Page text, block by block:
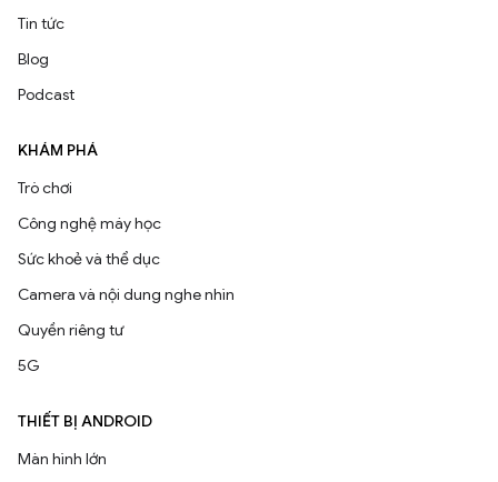
Tin tức
Blog
Podcast
KHÁM PHÁ
Trò chơi
Công nghệ máy học
Sức khoẻ và thể dục
Camera và nội dung nghe nhìn
Quyền riêng tư
5G
THIẾT BỊ ANDROID
Màn hình lớn